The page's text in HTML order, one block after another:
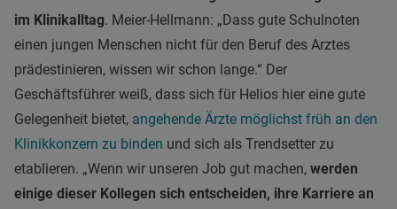
im Klinikalltag. Meier-Hellmann: „Dass gute Schulnoten
einen jungen Menschen nicht für den Beruf des Arztes
prädestinieren, wissen wir schon lange.“ Der
Geschäftsführer weiß, dass sich für Helios hier eine gute
Gelegenheit bietet, angehende Ärzte möglichst früh an den
Klinikkonzern zu binden und sich als Trendsetter zu
etablieren. „Wenn wir unseren Job gut machen, werden
einige dieser Kollegen sich entscheiden, ihre Karriere an